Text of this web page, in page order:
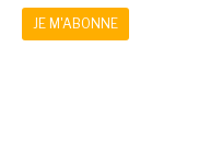
JE M'ABONNE